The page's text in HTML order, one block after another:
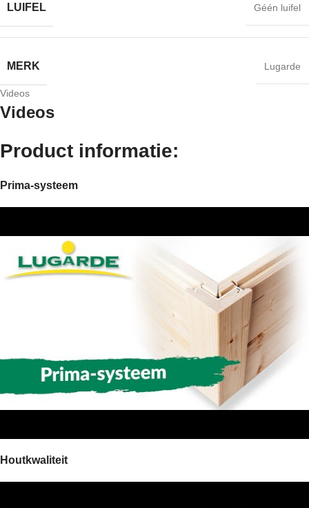
LUIFEL Géén luifel
MERK Lugarde
Videos
Videos
Product informatie:
Prima-systeem
Houtkwaliteit